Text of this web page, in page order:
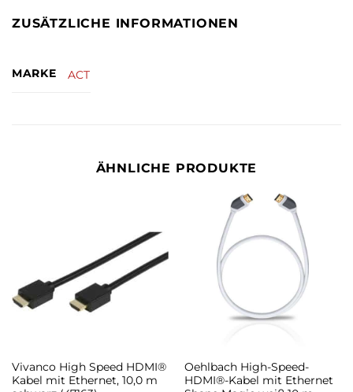
ZUSÄTZLICHE INFORMATIONEN
MARKE ACT
ÄHNLICHE PRODUKTE
Vivanco High Speed HDMI®
Kabel mit Ethernet, 10,0 m
Oehlbach High-Speed-
HDMI®-Kabel mit Ethernet